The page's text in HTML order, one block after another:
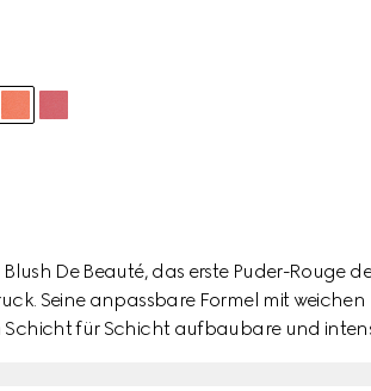
De Beauté, das erste Puder-Rouge
Seine anpassbare Formel mit
für Schicht aufbaubare und